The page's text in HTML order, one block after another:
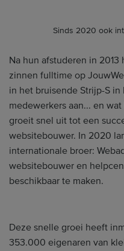
Sinds 2020 ook
Na hun afstuderen in
zinnen fulltime op
in het bruisende Strijp-S
medewerkers aan... en
groeit snel uit tot een
websitebouwer. In 2020
internationale broer:
websitebouwer en
beschikbaar te maken.
Deze snelle groei heeft
353.000 eigenaren van